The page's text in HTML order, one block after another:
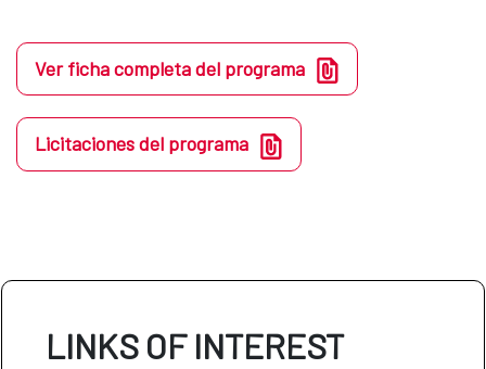
Ver ficha completa del programa
Licitaciones del programa
LINKS OF INTEREST